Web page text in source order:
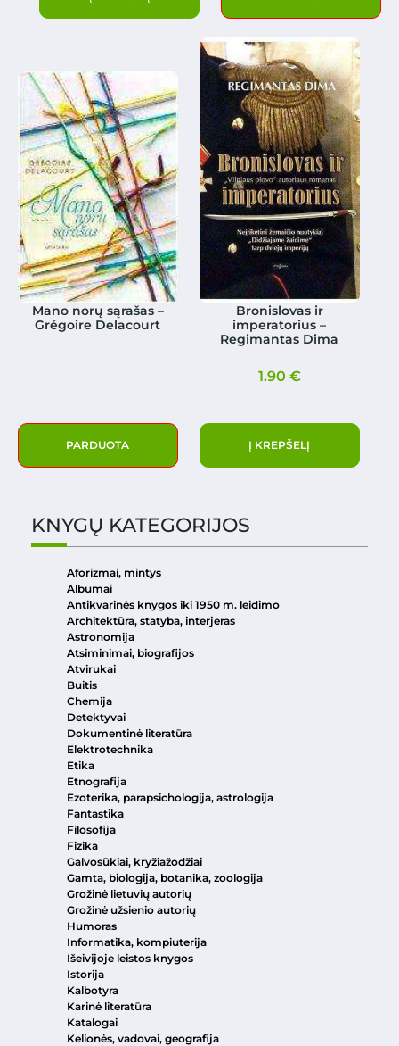
Mano norų sąrašas –
Grégoire Delacourt
PARDUOTA
Bronislovas ir
imperatorius –
Regimantas Dima
1.90 €
Į KREPŠELĮ
KNYGŲ KATEGORIJOS
Aforizmai, mintys
Albumai
Antikvarinės knygos iki 1950 m. leidimo
Architektūra, statyba, interjeras
Astronomija
Atsiminimai, biografijos
Atvirukai
Buitis
Chemija
Detektyvai
Dokumentinė literatūra
Elektrotechnika
Etika
Etnografija
Ezoterika, parapsichologija, astrologija
Fantastika
Filosofija
Fizika
Galvosūkiai, kryžiažodžiai
Gamta, biologija, botanika, zoologija
Grožinė lietuvių autorių
Grožinė užsienio autorių
Humoras
Informatika, kompiuterija
Išeivijoje leistos knygos
Istorija
Kalbotyra
Karinė literatūra
Katalogai
Kelionės, vadovai, geografija